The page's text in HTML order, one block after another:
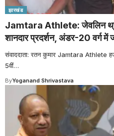
झारखंड
Jamtara Athlete: जेवलिन थ्रो
शानदार प्रदर्शन, अंडर-20 वर्ग में
संवाददाता: रतन कुमार Jamtara Athlete
5वीं…
ByYoganand Shrivastava